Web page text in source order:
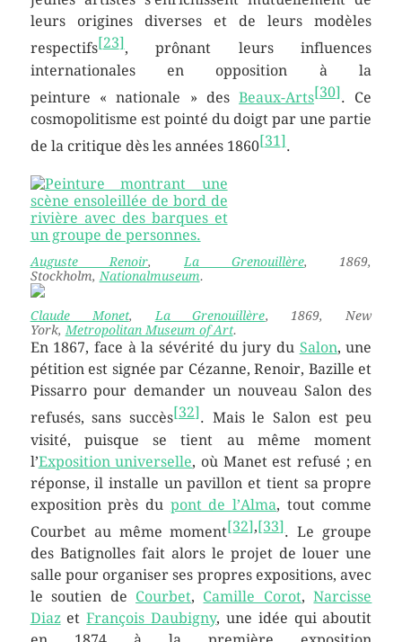
leurs origines diverses et de leurs modèles
respectifs[23], prônant leurs influences
internationales en opposition à la
peinture « nationale »desBeaux-Arts[30]. Ce
cosmopolitisme est pointé du doigt par une partie
de la critique dès les années 1860[31].
Auguste Renoir, La Grenouillère, 1869,
Stockholm, Nationalmuseum.
Claude Monet, La Grenouillère, 1869, New
York, Metropolitan Museum of Art.
En 1867, face à la sévérité du jury du Salon, une
pétition est signée par Cézanne, Renoir, Bazille et
Pissarro pour demander un nouveau Salon des
refusés, sans succès[32] . Mais le Salon est peu
visité, puisque se tient au même moment
l’Exposition universelle, où Manet est refusé ; en
réponse, il installe un pavillon et tient sa propre
exposition près du pont de l’Alma, tout comme
Courbet au même moment[32],[33]. Le groupe
des Batignolles fait alors le projet de louer une
salle pour organiser ses propres expositions, avec
le soutien de Courbet, Camille Corot,Narcisse
DiazetFrançois Daubigny, une idée qui aboutit